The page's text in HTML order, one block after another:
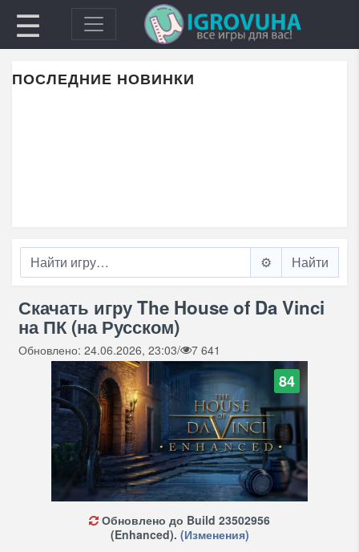
☰
ПОСЛЕДНИЕ НОВИНКИ
⚙️
Скачать игру The House of Da Vinci
на ПК (на Русском)
Обновлено: 24.06.2026, 23:03/ 7 641
84
Обновлено до Build 23502956
(Enhanced). (Изменения)